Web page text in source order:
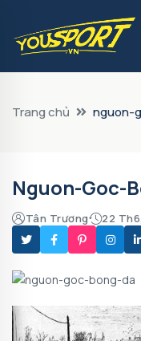
Trang chủ nguon-
Nguon-Goc-
Tân Trương 22